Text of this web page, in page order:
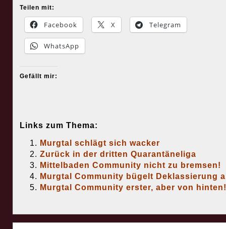
Teilen mit:
Facebook X Telegram
WhatsApp
Gefällt mir:
Links zum Thema:
Murgtal schlägt sich wacker
Zurück in der dritten Quarantäneliga
Mittelbaden Community nicht zu bremsen!
Murgtal Community bügelt Deklassierung
Murgtal Community erster, aber von hinten!